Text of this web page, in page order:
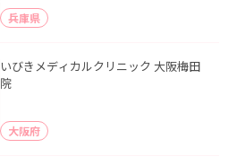
兵庫県
いびきメディカルクリニック 大阪梅田
院
大阪府